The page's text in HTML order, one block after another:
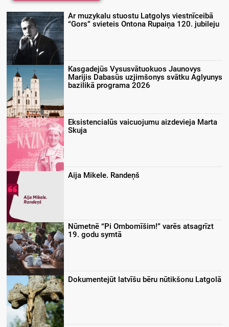
Ar muzykalu stuostu Latgolys viestnīceibā
“Gors” svieteis Ontona Rupaiņa 120. jubileju
Kasgadejūs Vysusvātuokuos Jaunovys
Marijis Dabasūs uzjimšonys svātku Aglyunys
bazilikā programa 2026
Eksistencialūs vaicuojumu aizdevieja Marta
Skuja
Aija Mikele. Randeņš
Nūmetnē “Pi Ombomīšim!” varēs atsagrīzt
19. godu symtā
Dokumentejūt latvīšu bēru nūtikšonu Latgolā